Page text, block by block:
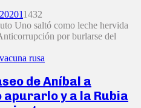
11432
Uno saltó como leche hervida
por burlarse del
vacuna rusa
de Aníbal a
y a la Rubia